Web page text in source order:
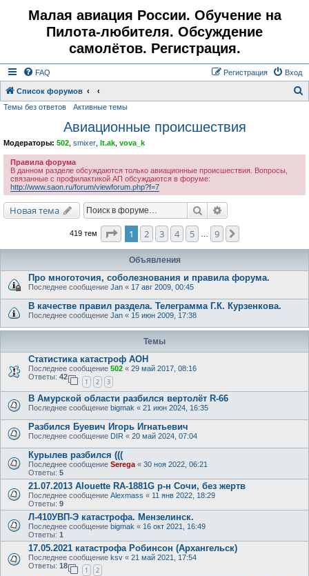
Малая авиация России. Обучение на
Пилота-любителя. Обсуждение
самолётов. Регистрация.
FAQ Вход
Регистрация
Список форумов
к
Темы без ответов Активные темы
Авиационные происшествия
Модераторы: 502 smixer lt.ak vova_k
Правила форума
В данном разделе обсуждаются только авиационные происшествия. Вопросы,
связанные с профилактикой АП обсуждаются в форуме:
http://www.saon.ru/forum/viewforum.php?f=7
Новая тема Поиск
419 тем Страница1 из
1 2 3 4 5 9
Объявления
Про многоточия, соболезнования и правила форума.
Последнее сообщение Jan « 17 авг 2009, 00:45
В качестве правил раздела. Телеграмма Г.К. Курзенкова.
Последнее сообщение Jan « 15 июн 2009, 17:38
Темы
Статистика катастроф АОН
Последнее сообщение 502 « 29 май 2017, 08:16
Ответы: 42
1 2 3
В Амурской области разбился вертолёт R-66
Последнее сообщение bigmak « 21 июн 2024, 16:35
Разбился Буевич Игорь Игнатьевич
Последнее сообщение DIR « 20 май 2024, 07:04
Курылев разбился (((
Последнее сообщение Serega « 30 ноя 2022, 06:21
Ответы: 5
21.07.2013 Alouette RA-1881G р-н Сочи, без жертв
Последнее сообщение Alexmass « 11 янв 2022, 18:29
Ответы: 9
Л-410УВП-Э катастрофа. Мензелинск.
Последнее сообщение bigmak « 16 окт 2021, 16:49
Ответы: 1
17.05.2021 катастрофа Робинсон (Архангельск)
Последнее сообщение ksv « 21 май 2021, 17:54
Ответы: 18
1 2